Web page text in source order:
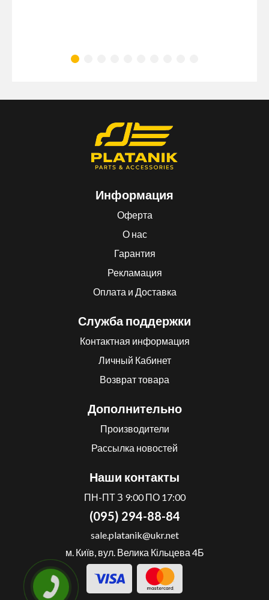
Информация
Оферта
О нас
Гарантия
Рекламация
Оплата и Доставка
Служба поддержки
Контактная информация
Личный Кабинет
Возврат товара
Дополнительно
Производители
Рассылка новостей
Наши контакты
ПН-ПТ З 9:00 ПО 17:00
(095) 294-88-84
sale.platanik@ukr.net
м. Київ, вул. Велика Кільцева 4Б